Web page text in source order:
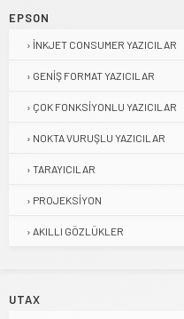
EPSON
İNKJET CONSUMER YAZICILAR
GENIŞ FORMAT YAZICILAR
ÇOK FONKSIYONLU YAZICILAR
NOKTA VURUŞLU YAZICILAR
TARAYICILAR
PROJEKSIYON
AKILLI GÖZLÜKLER
UTAX